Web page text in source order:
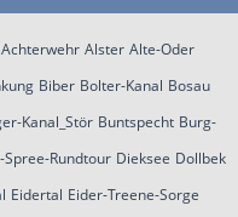
Achterwehr Alster Alte-Oder
Biber Bolter-Kanal Bosau
Kanal_Stör Buntspecht Burg-
Spree-Rundtour Dieksee Dollbek
Eidertal Eider-Treene-Sorge